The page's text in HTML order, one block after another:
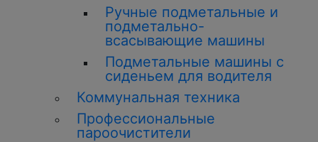
Ручные подметальные и
подметально-
всасывающие машины
Подметальные машины с
сиденьем для водителя
Коммунальная техника
Профессиональные
пароочистители